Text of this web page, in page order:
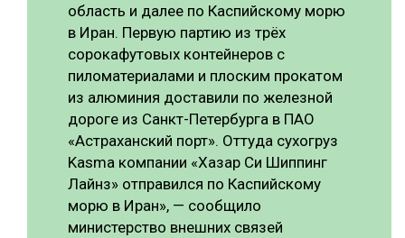
область и далее по Каспийскому морю
в Иран. Первую партию из трёх
сорокафутовых контейнеров с
пиломатериалами и плоским прокатом
из алюминия доставили по железной
дороге из Санкт-Петербурга в ПАО
«Астраханский порт». Оттуда сухогруз
Kasma компании «Хазар Си Шиппинг
Лайнз» отправился по Каспийскому
морю в Иран», — сообщило
министерство внешних связей